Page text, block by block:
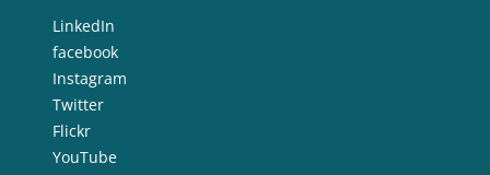
LinkedIn
facebook
Instagram
Twitter
Flickr
YouTube